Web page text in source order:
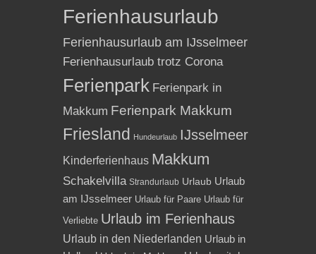
Ferienhausurlaub
Ferienhausurlaub am IJsselmeer
Ferienhausurlaub trotz Corona
Ferienpark Ferienpark in
Makkum Ferienpark Makkum
Friesland Hundeurlaub IJsselmeer
Kinderferienhaus Makkum
Schakelvilla Strandurlaub Urlaub Urlaub
am IJsselmeer Urlaub für Paare Urlaub für
Verliebte Urlaub im Ferienhaus
Urlaub in den Niederlanden Urlaub in